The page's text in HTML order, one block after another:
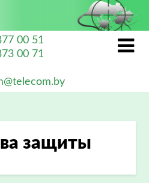
00 51
00 71
защиты